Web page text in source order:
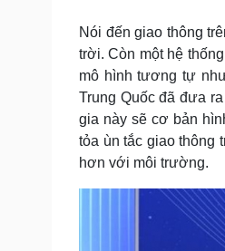
Tin nóng
Tư vấn luật
Sức khỏe
Dinh dưỡng - món ngon
Cây thuốc
Nói đến giao thông
trời. Còn một hệ
mô hình tương tự
Trung Quốc đã đưa
gia này sẽ cơ bản
tỏa ùn tắc giao thông
hơn với môi trường.